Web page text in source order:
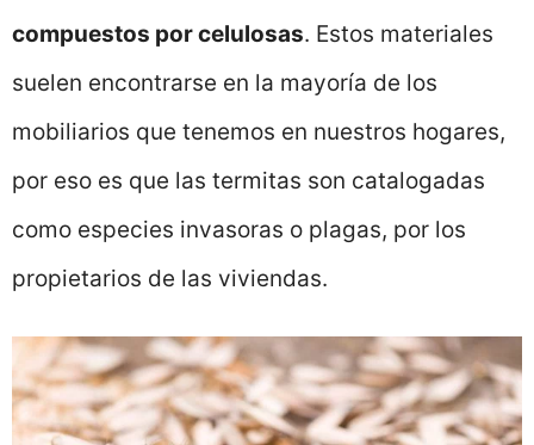
compuestos por celulosas. Estos materiales
suelen encontrarse en la mayoría de los
mobiliarios que tenemos en nuestros hogares,
por eso es que las termitas son catalogadas
como especies invasoras o plagas, por los
propietarios de las viviendas.